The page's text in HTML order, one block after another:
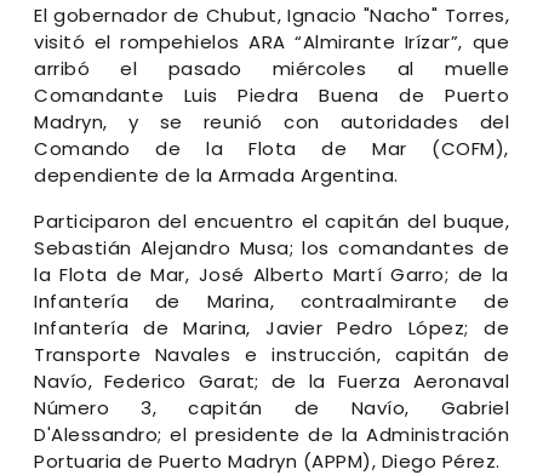
El gobernador de Chubut, Ignacio "Nacho" Torres,
visitó el rompehielos ARA “Almirante Irízar”, que
arribó el pasado miércoles al muelle
Comandante Luis Piedra Buena de Puerto
Madryn, y se reunió con autoridades del
Comando de la Flota de Mar (COFM),
dependiente de la Armada Argentina.
Participaron del encuentro el capitán del buque,
Sebastián Alejandro Musa; los comandantes de
la Flota de Mar, José Alberto Martí Garro; de la
Infantería de Marina, contraalmirante de
Infantería de Marina, Javier Pedro López; de
Transporte Navales e instrucción, capitán de
Navío, Federico Garat; de la Fuerza Aeronaval
Número 3, capitán de Navío, Gabriel
D'Alessandro; el presidente de la Administración
Portuaria de Puerto Madryn (APPM), Diego Pérez.